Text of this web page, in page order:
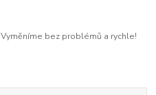
bez problémů a rychle!